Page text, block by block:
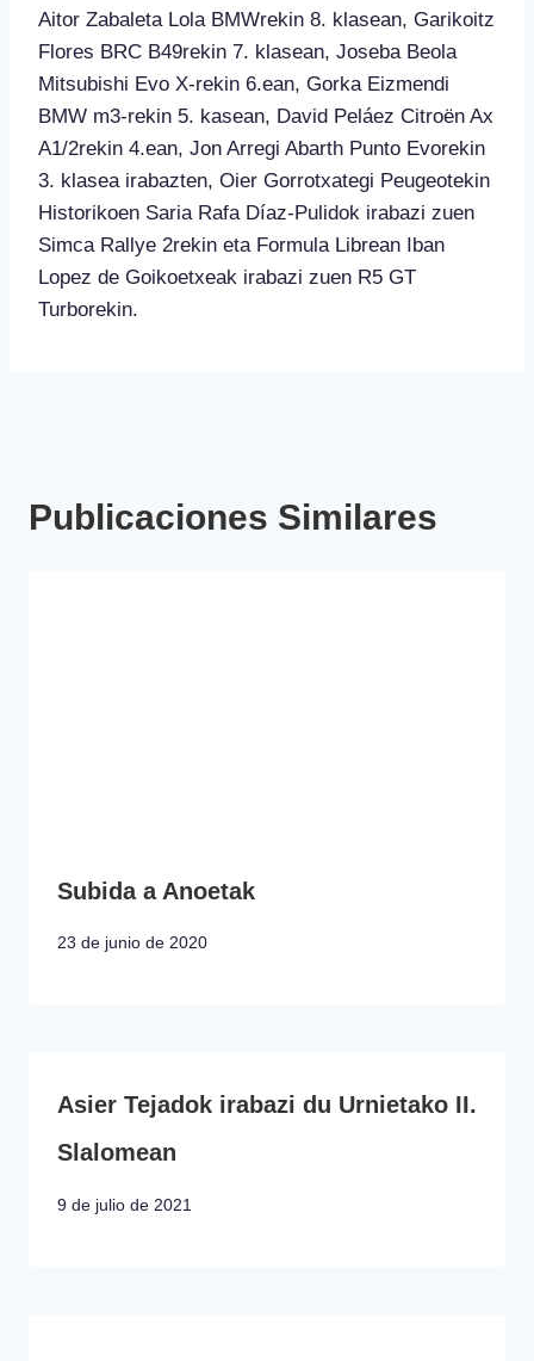
Aitor Zabaleta Lola BMWrekin 8. klasean, Garikoitz
Flores BRC B49rekin 7. klasean, Joseba Beola
Mitsubishi Evo X-rekin 6.ean, Gorka Eizmendi
BMW m3-rekin 5. kasean, David Peláez Citroën Ax
A1/2rekin 4.ean, Jon Arregi Abarth Punto Evorekin
3. klasea irabazten, Oier Gorrotxategi Peugeotekin
Historikoen Saria Rafa Díaz-Pulidok irabazi zuen
Simca Rallye 2rekin eta Formula Librean Iban
Lopez de Goikoetxeak irabazi zuen R5 GT
Turborekin.
Publicaciones Similares
Subida a Anoetak
23 de junio de 2020
Asier Tejadok irabazi du Urnietako II.
Slalomean
9 de julio de 2021